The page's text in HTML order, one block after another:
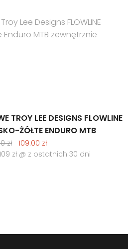
TROY LEE DESIGNS FLOWLINE
ŻÓŁTE ENDURO MTB
zł
Pierwotna
cena
109.00 zł
cena
zł @ z ostatnich 30 dni